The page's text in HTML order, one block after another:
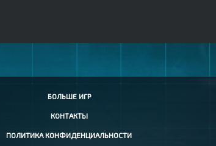
БОЛЬШЕ ИГР
КОНТАКТЫ
ПОЛИТИКА КОНФИДЕНЦИАЛЬНОСТИ